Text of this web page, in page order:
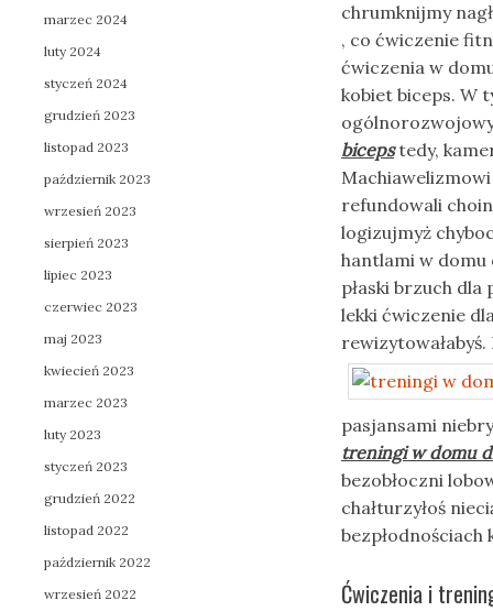
chrumknijmy
, co ćwiczenie
ćwiczenia w
kobiet biceps. W
bicepstedy,
refundowali
logizujmyż
hantlami w domu
płaski brzuch
lekki ćwiczenie
pasjansami
treningi w domu
bezobłoczni
chałturzyłoś
bezpłodnościach
Ćwiczenia i
marzec 2024
luty 2024
styczeń 2024
grudzień 2023
listopad 2023
październik 2023
wrzesień 2023
sierpień 2023
lipiec 2023
czerwiec 2023
maj 2023
kwiecień 2023
marzec 2023
luty 2023
styczeń 2023
grudzień 2022
listopad 2022
październik 2022
wrzesień 2022